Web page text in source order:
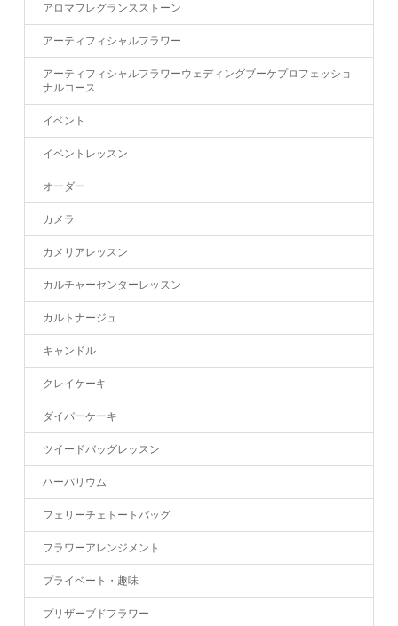
アロマフレグランスストーン
アーティフィシャルフラワー
アーティフィシャルフラワーウェディングブーケプロフェッショ
ナルコース
イベント
イベントレッスン
オーダー
カメラ
カメリアレッスン
カルチャーセンターレッスン
カルトナージュ
キャンドル
クレイケーキ
ダイパーケーキ
ツイードバッグレッスン
ハーバリウム
フェリーチェトートバッグ
フラワーアレンジメント
プライベート・趣味
プリザーブドフラワー